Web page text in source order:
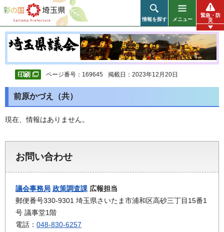
彩の国 埼玉県
情報を探す メニュー
緊急・防
災
ページ番号：169645 掲載日：2023年12月20日
前原かづえ（共）
現在、情報はありません。
お問い合わせ
議会事務局 政策調査課 広報担当
郵便番号330-9301 埼玉県さいたま市浦和区高砂三丁目15番1
号 議事堂1階
電話： 048-830-6257